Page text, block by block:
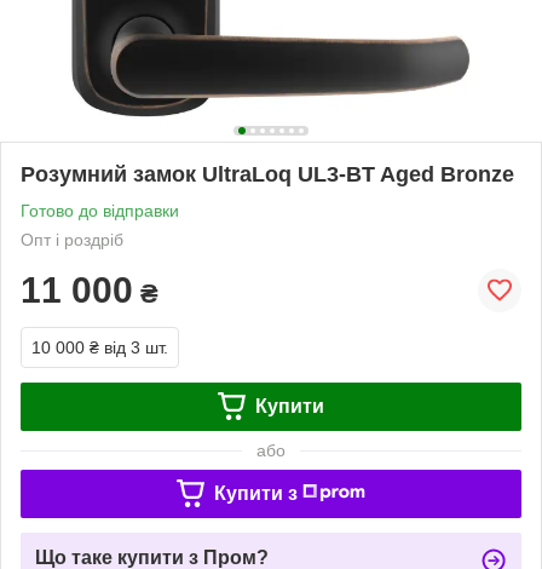
Розумний замок UltraLoq UL3-BT Aged Bronze
Готово до відправки
Опт і роздріб
11 000 ₴
10 000 ₴ від 3 шт.
Купити
або
Купити з
Що таке купити з Пром?